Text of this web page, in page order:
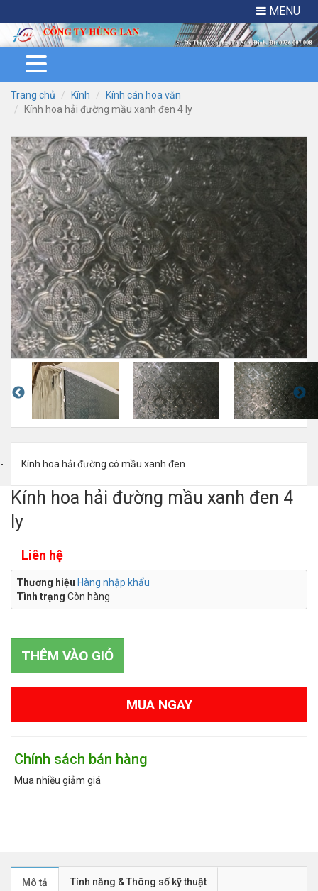
MENU
Trang chủ Kính
Kính cán hoa văn
Kính hoa hải đường mầu xanh đen 4 ly
Kính hoa hải đường có mầu xanh đen
Kính hoa hải đường mầu xanh đen 4
ly
Liên hệ
Thương hiệu Hàng nhập khẩu
Tình trạng Còn hàng
THÊM VÀO GIỎ
MUA NGAY
Chính sách bán hàng
Mua nhiều giảm giá
Mô tả Tính năng & Thông số kỹ thuật